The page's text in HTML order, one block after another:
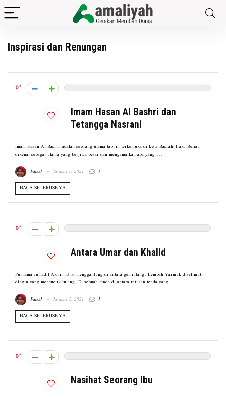
Inspirasi dan Renungan
0
Imam Hasan Al Bashri dan
Tetangga Nasrani
Imam Hasan Al Bashri adalah seorang ulama tabi'in terkemuka di kota Basrah, Irak. Beliau
dikenal sebagai ulama yang berjiwa besar dan mengamalkan apa yang ...
Faizal
Januari 5, 2021 1
BACA SETERUSNYA
0
Antara Umar dan Khalid
Purnama Jumadil Akhir 13 H menggantung di antara gemintang. Lembah Yarmuk diselimuti
dingin yang mencucuk tulang. Di sebuah tenda di antara ratusan tenda yang ...
Faizal
Januari 5, 2021 1
BACA SETERUSNYA
0
Nasihat Seorang Ibu